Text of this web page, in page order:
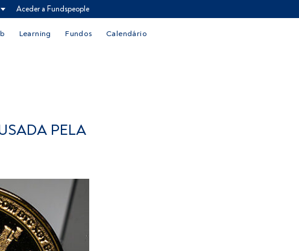
Aceder a Fundspeople
Learning Fundos Calendário
PELA